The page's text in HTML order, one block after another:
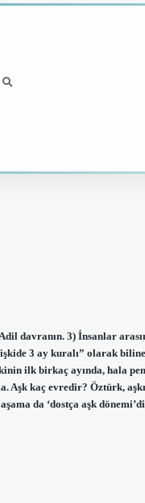
davranın. 3) İnsanlar
3 ay kuralı” olarak
ilk birkaç ayında, hala
Aşk kaç evredir? Öztürk,
aşama da ‘dostça aşk